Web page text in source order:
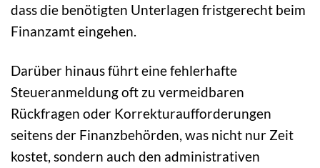
dass die benötigten Unterlagen fristgerecht beim
Finanzamt eingehen.
Darüber hinaus führt eine fehlerhafte
Steueranmeldung oft zu vermeidbaren
Rückfragen oder Korrekturaufforderungen
seitens der Finanzbehörden, was nicht nur Zeit
kostet, sondern auch den administrativen